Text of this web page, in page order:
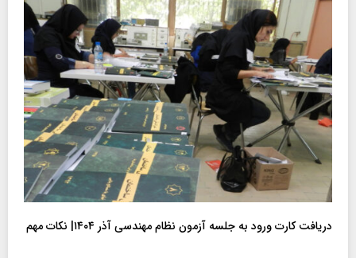
دریافت کارت ورود به جلسه آزمون نظام مهندسی آذر ۱۴۰۴| نکات مهم